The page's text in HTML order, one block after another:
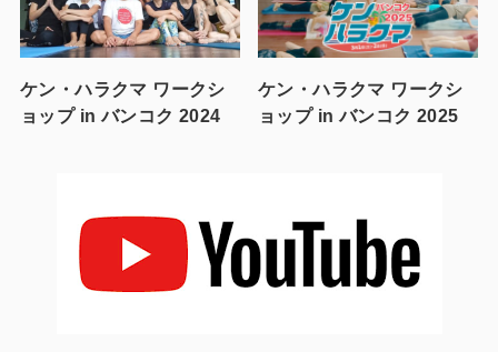
ケン・ハラクマ ワークシ
ョップ in バンコク 2024
ケン・ハラクマ ワークシ
ョップ in バンコク 2025